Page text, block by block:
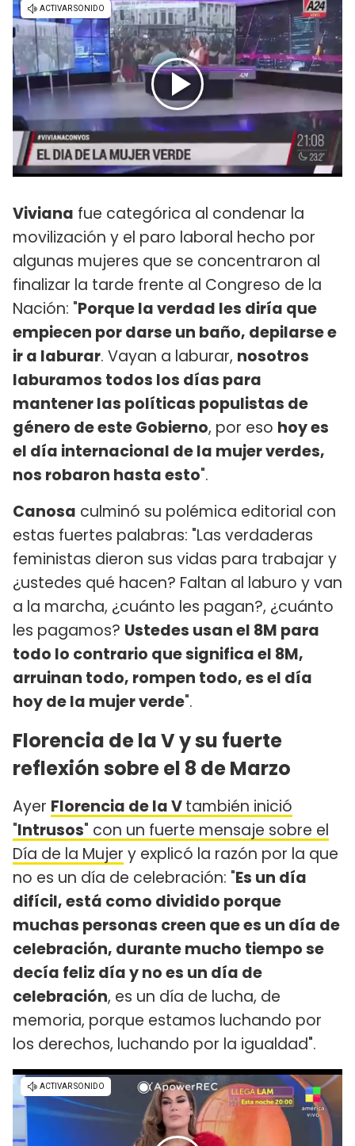
Viviana fue categórica al condenar la
movilización y el paro laboral hecho por
algunas mujeres que se concentraron al
finalizar la tarde frente al Congreso de la
Nación: "Porque la verdad les diría que
empiecen por darse un baño, depilarse e
ir a laburar. Vayan a laburar, nosotros
laburamos todos los días para
mantener las políticas populistas de
género de este Gobierno, por eso hoy es
el día internacional de la mujer verdes,
nos robaron hasta esto".
Canosa culminó su polémica editorial con
estas fuertes palabras: "Las verdaderas
feministas dieron sus vidas para trabajar y
¿ustedes qué hacen? Faltan al laburo y van
a la marcha, ¿cuánto les pagan?, ¿cuánto
les pagamos? Ustedes usan el 8M para
todo lo contrario que significa el 8M,
arruinan todo, rompen todo, es el día
hoy de la mujer verde".
Florencia de la V y su fuerte
reflexión sobre el 8 de Marzo
Ayer Florencia de la Vtambién inició
"Intrusos" con un fuerte mensaje sobre el
Día de la Mujer y explicó la razón por la que
no es un día de celebración: "Es un día
difícil, está como dividido porque
muchas personas creen que es un día de
celebración, durante mucho tiempo se
decía feliz día y no es un día de
celebración, es un día de lucha, de
memoria, porque estamos luchando por
los derechos, luchando por la igualdad".